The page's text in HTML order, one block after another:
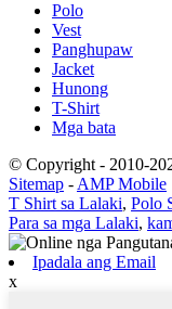
Polo
Vest
Panghupaw
Jacket
Hunong
T-Shirt
Mga bata
© Copyright - 2010-
Sitemap - AMP Mobile
T Shirt sa Lalaki, Polo
Para sa mga Lalaki,
Ipadala ang Email
x